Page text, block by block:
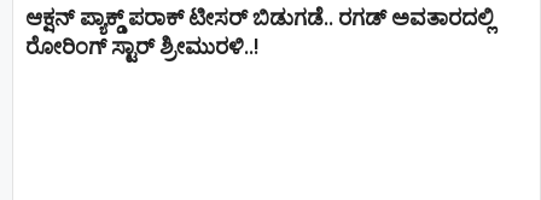
ಆಕ್ಷನ್ ಪ್ಯಾಕ್ಡ್ ಪರಾಕ್ ಟೀಸರ್ ಬಿಡುಗಡೆ.. ರಗಡ್ ಅವತಾರದಲ್ಲಿ
ರೋರಿಂಗ್ ಸ್ಟಾರ್ ಶ್ರೀಮುರಳಿ..!